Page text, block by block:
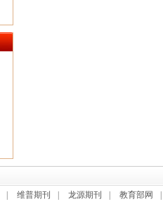
维普期刊 龙源期刊 教育部网